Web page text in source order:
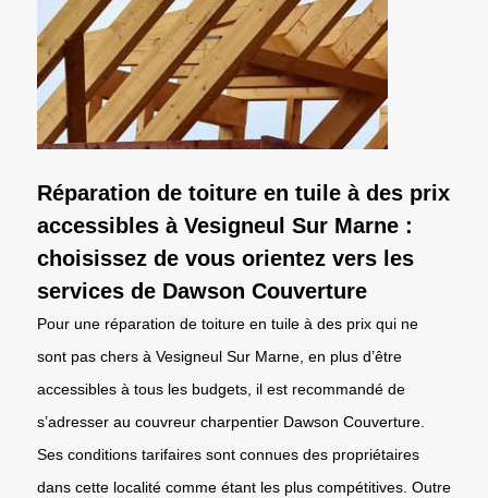
Réparation de toiture en tuile à des prix
accessibles à Vesigneul Sur Marne :
choisissez de vous orientez vers les
services de Dawson Couverture
Pour une réparation de toiture en tuile à des prix qui ne
sont pas chers à Vesigneul Sur Marne, en plus d’être
accessibles à tous les budgets, il est recommandé de
s’adresser au couvreur charpentier Dawson Couverture.
Ses conditions tarifaires sont connues des propriétaires
dans cette localité comme étant les plus compétitives. Outre